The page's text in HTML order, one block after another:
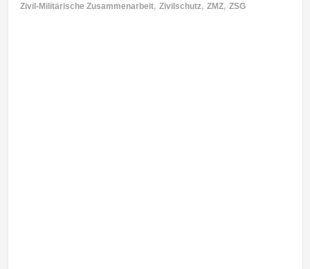
Zivil-Militärische Zusammenarbeit, Zivilschutz, ZMZ, ZSG